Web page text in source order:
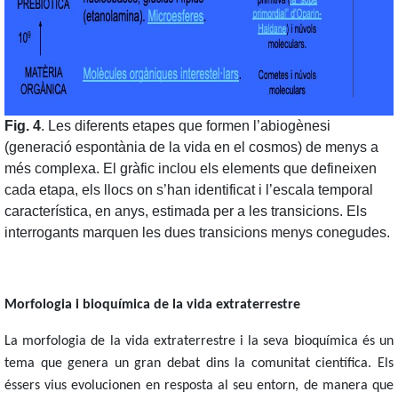
Fig. 4. Les diferents etapes que formen l’abiogènesi
(generació espontània de la vida en el cosmos) de menys a
més complexa. El gràfic inclou els elements que defineixen
cada etapa, els llocs on s’han identificat i l’escala temporal
característica, en anys, estimada per a les transicions. Els
interrogants marquen les dues transicions menys conegudes.
Morfologia i bioquímica de la vida extraterrestre
La morfologia de la vida extraterrestre i la seva bioquímica és un
tema que genera un gran debat dins la comunitat científica. Els
éssers vius evolucionen en resposta al seu entorn, de manera que